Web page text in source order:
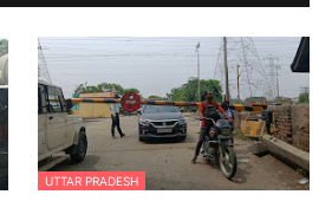
UTTAR PRADESH